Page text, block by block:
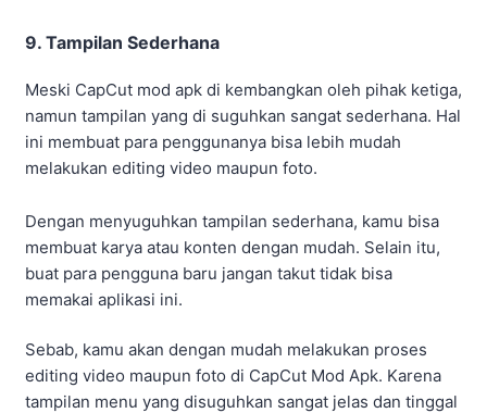
9. Tampilan Sederhana
Meski CapCut mod apk di kembangkan oleh pihak ketiga,
namun tampilan yang di suguhkan sangat sederhana. Hal
ini membuat para penggunanya bisa lebih mudah
melakukan editing video maupun foto.
Dengan menyuguhkan tampilan sederhana, kamu bisa
membuat karya atau konten dengan mudah. Selain itu,
buat para pengguna baru jangan takut tidak bisa
memakai aplikasi ini.
Sebab, kamu akan dengan mudah melakukan proses
editing video maupun foto di CapCut Mod Apk. Karena
tampilan menu yang disuguhkan sangat jelas dan tinggal